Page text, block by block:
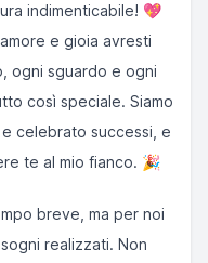
indimenticabile! 💖
e gioia avresti
ogni sguardo e ogni
così speciale. Siamo
celebrato successi, e
te al mio fianco. 🎉
breve, ma per noi
realizzati. Non